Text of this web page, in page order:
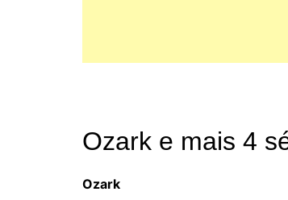
Ozark e mais 4
Ozark